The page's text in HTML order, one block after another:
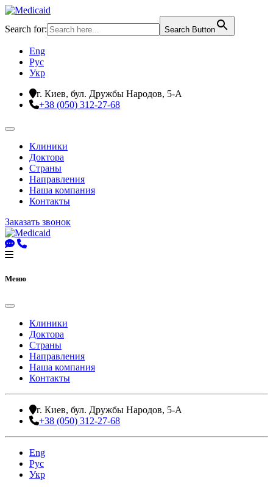
Search for: Search Button
Eng
Рус
Укр
г. Киев, бул. Дружбы Народов, 5-А
+38 (050) 312-27-68
Клиники
Доктора
Страны
Направления
Наша компания
Контакты
Заказать звонок
Меню
Клиники
Доктора
Страны
Направления
Наша компания
Контакты
г. Киев, бул. Дружбы Народов, 5-А
+38 (050) 312-27-68
Eng
Рус
Укр